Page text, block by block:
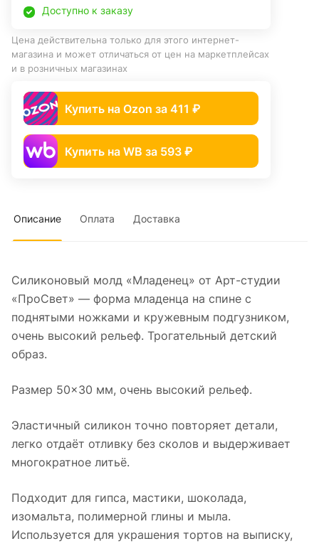
Доступно к заказу
Цена действительна только для этого интернет-
магазина и может отличаться от цен на маркетплейсах
и в розничных магазинах
Купить на Ozon за 411 ₽
Купить на WB за 593 ₽
Описание Оплата Доставка
Силиконовый молд «Младенец» от Арт-студии
«ПроСвет» — форма младенца на спине с
поднятыми ножками и кружевным подгузником,
очень высокий рельеф. Трогательный детский
образ.
Размер 50×30 мм, очень высокий рельеф.
Эластичный силикон точно повторяет детали,
легко отдаёт отливку без сколов и выдерживает
многократное литьё.
Подходит для гипса, мастики, шоколада,
изомальта, полимерной глины и мыла.
Используется для украшения тортов на выписку,